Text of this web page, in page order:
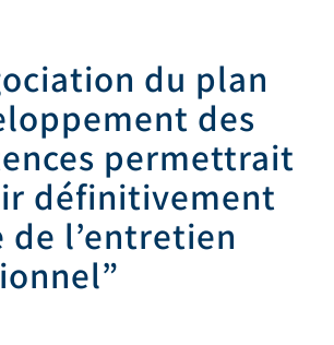
du plan
des
permettrait
définitivement
de l’entretien